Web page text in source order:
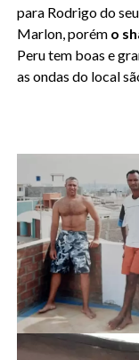
para Rodrigo do
Marlon, porém o
Peru tem boas e
as ondas do local